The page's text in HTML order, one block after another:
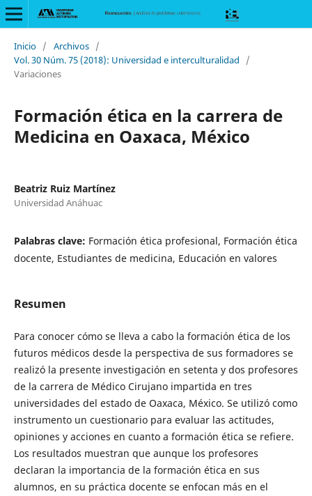
Inicio / Archivos /
Vol. 30 Núm. 75 (2018): Universidad e interculturalidad
/
Variaciones
Formación ética en la carrera de
Medicina en Oaxaca, México
Beatriz Ruiz Martínez
Universidad Anáhuac
Palabras clave: Formación ética profesional, Formación ética
docente, Estudiantes de medicina, Educación en valores
Resumen
Para conocer cómo se lleva a cabo la formación ética de los
futuros médicos desde la perspectiva de sus formadores se
realizó la presente investigación en setenta y dos profesores
de la carrera de Médico Cirujano impartida en tres
universidades del estado de Oaxaca, México. Se utilizó como
instrumento un cuestionario para evaluar las actitudes,
opiniones y acciones en cuanto a formación ética se refiere.
Los resultados muestran que aunque los profesores
declaran la importancia de la formación ética en sus
alumnos, en su práctica docente se enfocan más en el